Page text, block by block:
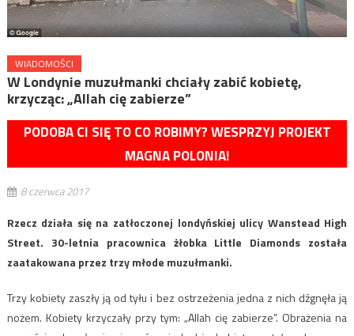
WIADOMOŚCI
W Londynie muzułmanki chciały zabić kobietę,
krzycząc: „Allah cię zabierze”
PODOBA CI SIĘ TO CO ROBIMY? WESPRZYJ PROJEKT
MAGNA POLONIA!
8 czerwca 2017
Rzecz działa się na zatłoczonej londyńskiej ulicy Wanstead High
Street. 30-letnia pracownica żłobka Little Diamonds została
zaatakowana przez trzy młode muzułmanki.
Trzy kobiety zaszły ją od tyłu i bez ostrzeżenia jedna z nich dźgnęła ją
nożem. Kobiety krzyczały przy tym: „Allah cię zabierze”. Obrażenia na